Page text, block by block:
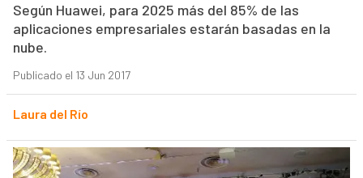
Según Huawei, para 2025 más del 85% de las
aplicaciones empresariales estarán basadas en la
nube.
Publicado el 13 Jun 2017
Laura del Río